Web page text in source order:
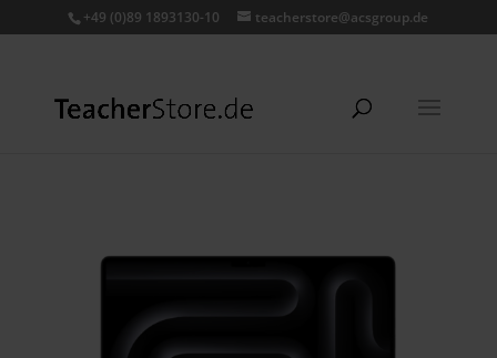
+49 (0)89 1893130-10 teacherstore@acsgroup.de